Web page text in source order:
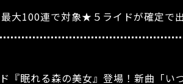
大100連で対象★５ライドが確定で
『眠れる森の美女』登場！新曲「い